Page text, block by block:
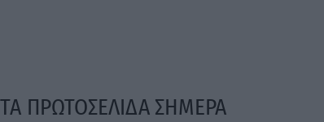
ΤΑ ΠΡΩΤΟΣΕΛΙΔΑ ΣΗΜΕΡΑ